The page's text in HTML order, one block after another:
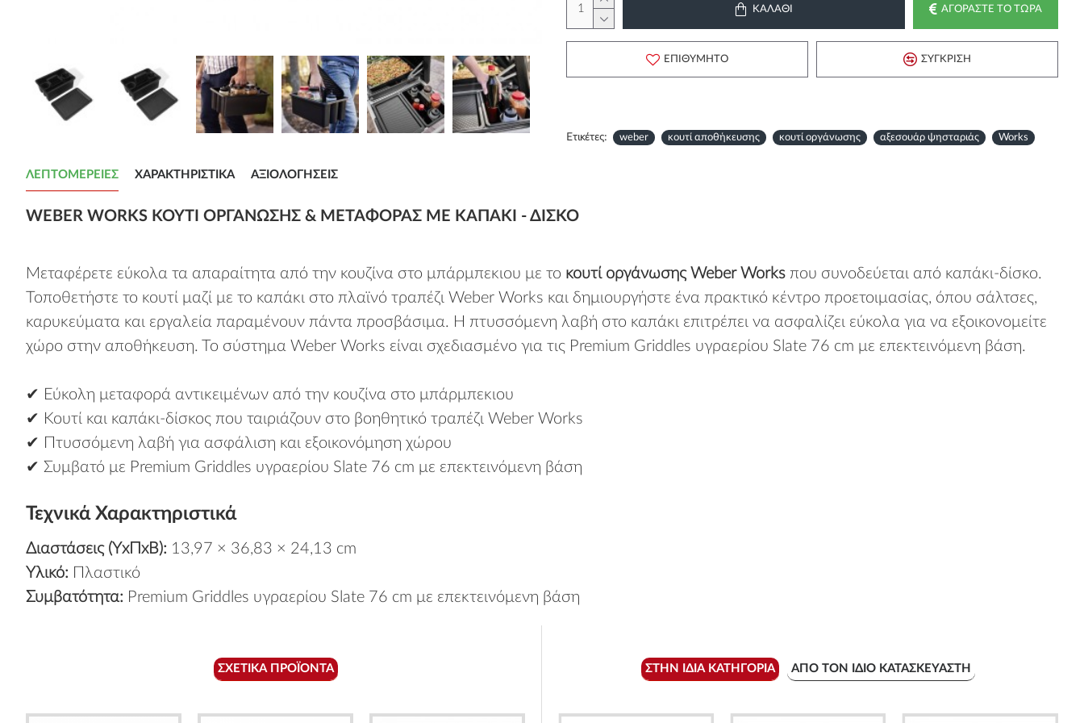
ΚΑΛΆΘΙ ΑΓΟΡΆΣΤΕ ΤΟ ΤΏΡΑ
ΕΠΙΘΥΜΗΤΌ ΣΎΓΚΡΙΣΗ
Ετικέτες: weber κουτί αποθήκευσης κουτί οργάνωσης αξεσουάρ ψησταριάς Works
ΛΕΠΤΟΜΈΡΕΙΕΣ ΧΑΡΑΚΤΗΡΙΣΤΙΚΆ ΑΞΙΟΛΟΓΉΣΕΙΣ
WEBER WORKS ΚΟΥΤΊ ΟΡΓΆΝΩΣΗΣ & ΜΕΤΑΦΟΡΆΣ ΜΕ ΚΑΠΆΚΙ - ΔΊΣΚΟ
Μεταφέρετε εύκολα τα απαραίτητα από την κουζίνα στο μπάρμπεκιου με το κουτί οργάνωσης Weber Works που συνοδεύεται από καπάκι-δίσκο.
Τοποθετήστε το κουτί μαζί με το καπάκι στο πλαϊνό τραπέζι Weber Works και δημιουργήστε ένα πρακτικό κέντρο προετοιμασίας, όπου σάλτσες,
καρυκεύματα και εργαλεία παραμένουν πάντα προσβάσιμα. Η πτυσσόμενη λαβή στο καπάκι επιτρέπει να ασφαλίζει εύκολα για να εξοικονομείτε
χώρο στην αποθήκευση. Το σύστημα Weber Works είναι σχεδιασμένο για τις Premium Griddles υγραερίου Slate 76 cm με επεκτεινόμενη βάση.
✔ Εύκολη μεταφορά αντικειμένων από την κουζίνα στο μπάρμπεκιου
✔ Κουτί και καπάκι-δίσκος που ταιριάζουν στο βοηθητικό τραπέζι Weber Works
✔ Πτυσσόμενη λαβή για ασφάλιση και εξοικονόμηση χώρου
✔ Συμβατό με Premium Griddles υγραερίου Slate 76 cm με επεκτεινόμενη βάση
Τεχνικά Χαρακτηριστικά
Διαστάσεις (ΥxΠxΒ): 13,97 × 36,83 × 24,13 cm
Υλικό: Πλαστικό
Συμβατότητα: Premium Griddles υγραερίου Slate 76 cm με επεκτεινόμενη βάση
ΣΧΕΤΙΚΆ ΠΡΟΪΌΝΤΑ ΣΤΗΝ ΊΔΙΑ ΚΑΤΗΓΟΡΊΑ ΑΠΌ ΤΟΝ ΊΔΙΟ ΚΑΤΑΣΚΕΥΑΣΤΉ